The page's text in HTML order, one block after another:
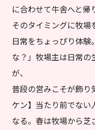
に合わせて牛舎へと帰
そのタイミングに牧場
日常をちょっぴり体
な？」牧場主は日常の
が、
普段の営みこそが飾り
ケン】当たり前でない
なる。春は牧場から